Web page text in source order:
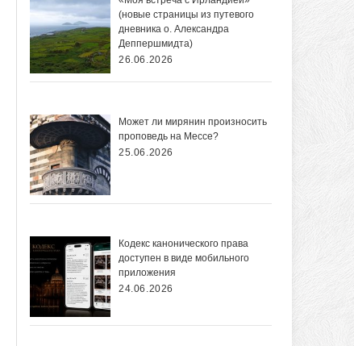
(новые страницы из путевого
дневника о. Александра
Деппершмидта)
26.06.2026
Может ли мирянин произносить
проповедь на Мессе?
25.06.2026
Кодекс канонического права
доступен в виде мобильного
приложения
24.06.2026